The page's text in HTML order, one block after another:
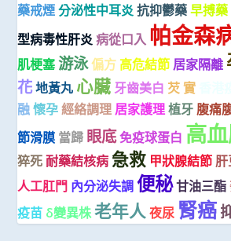
藥戒煙 分泌性中耳炎 抗抑鬱藥 早搏藥
型病毒性肝炎 病從口入 帕金森
肌梗塞 游泳偏方 高危結節 居家隔離
花地黃丸 心臟 牙齒美白 芡 實
融 懷孕 經絡調理 居家護理 植牙 腹痛
節滑膜 當歸 眼底免疫球蛋白 高
猝死 耐藥結核病 急救 甲狀腺結節
人工肛門 內分泌失調 便秘甘油三酯
疫苗 δ變異株老年人 夜尿 腎癌